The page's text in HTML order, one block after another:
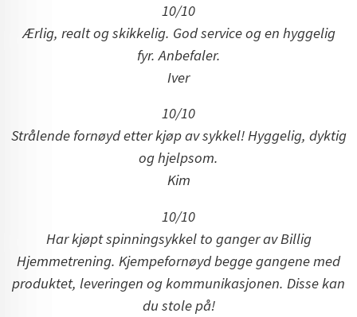
10/10
Ærlig, realt og skikkelig. God service og en hyggelig
fyr. Anbefaler.
Iver
10/10
Strålende fornøyd etter kjøp av sykkel! Hyggelig, dyktig
og hjelpsom.
Kim
10/10
Har kjøpt spinningsykkel to ganger av Billig
Hjemmetrening. Kjempefornøyd begge gangene med
produktet, leveringen og kommunikasjonen. Disse kan
du stole på!